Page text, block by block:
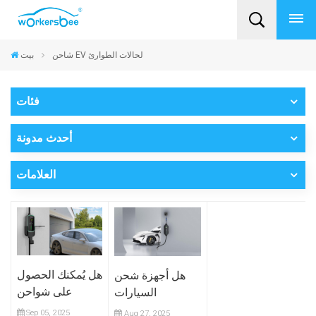
بيت شاحن EV لحالات الطوارئ
فئات
أحدث مدونة
العلامات
هل يُمكنك الحصول
على شواحن
سيارات كهربائية
Sep 05, 2025
هل أجهزة شحن
السيارات
الكهربائية
Aug 27, 2025